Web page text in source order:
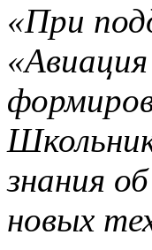
«При
знания
новых